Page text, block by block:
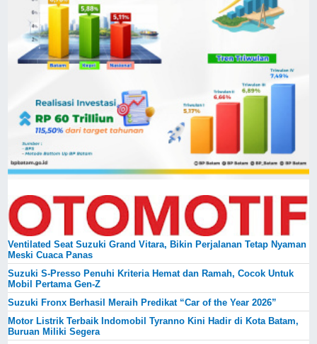
Ventilated Seat Suzuki Grand Vitara, Bikin Perjalanan Tetap Nyaman
Meski Cuaca Panas
Suzuki S-Presso Penuhi Kriteria Hemat dan Ramah, Cocok Untuk
Mobil Pertama Gen-Z
Suzuki Fronx Berhasil Meraih Predikat “Car of the Year 2026”
Motor Listrik Terbaik Indomobil Tyranno Kini Hadir di Kota Batam,
Buruan Miliki Segera